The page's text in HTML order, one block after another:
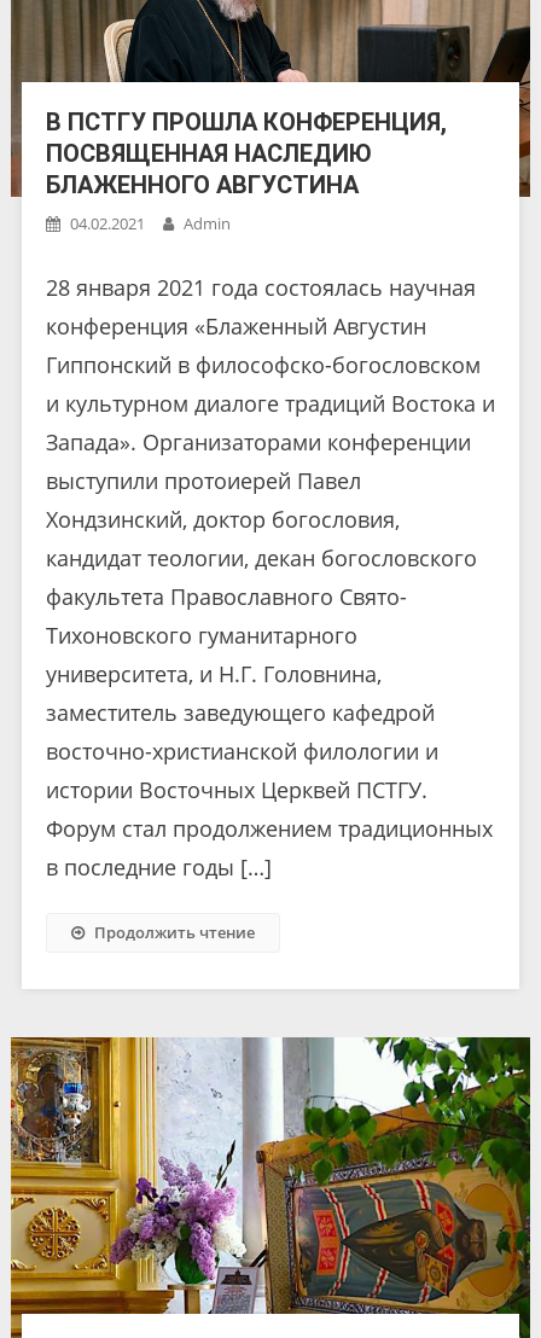
В ПСТГУ ПРОШЛА КОНФЕРЕНЦИЯ,
ПОСВЯЩЕННАЯ НАСЛЕДИЮ
БЛАЖЕННОГО АВГУСТИНА
04.02.2021 Admin
28 января 2021 года состоялась научная
конференция «Блаженный Августин
Гиппонский в философско-богословском
и культурном диалоге традиций Востока и
Запада». Организаторами конференции
выступили протоиерей Павел
Хондзинский, доктор богословия,
кандидат теологии, декан богословского
факультета Православного Свято-
Тихоновского гуманитарного
университета, и Н.Г. Головнина,
заместитель заведующего кафедрой
восточно-христианской филологии и
истории Восточных Церквей ПСТГУ.
Форум стал продолжением традиционных
в последние годы […]
Продолжить чтение